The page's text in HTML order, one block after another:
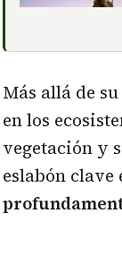
Más allá de
en los
vegetación y
eslabón clave